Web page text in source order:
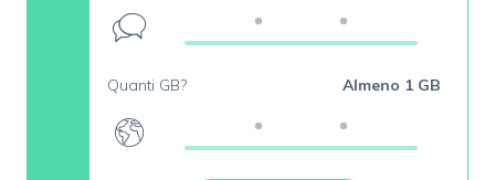
Quanti GB? Almeno 1 GB